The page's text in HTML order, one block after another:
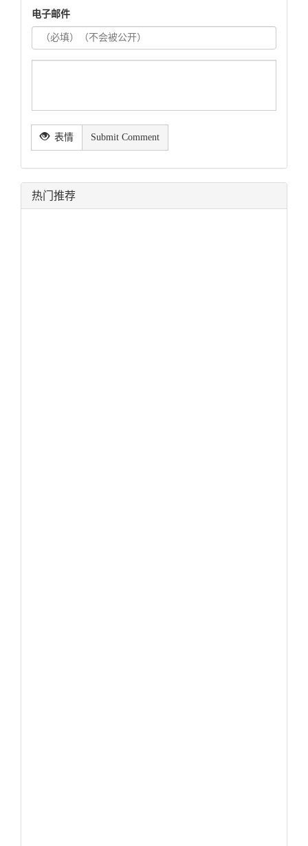
电子邮件
表情 Submit Comment
热门推荐